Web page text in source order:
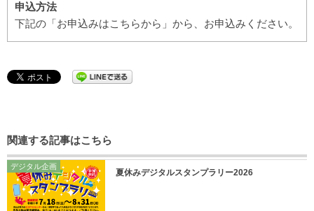
申込方法
下記の「お申込みはこちらから」から、お申込みください。
関連する記事はこちら
デジタル企画
夏休みデジタルスタンプラリー2026